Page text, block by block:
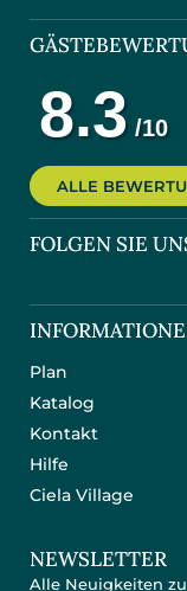
ALLE
FOLGEN SIE
Plan
Katalog
Kontakt
Hilfe
Ciela Village
NEWSLETTER
Alle Neuigkeiten